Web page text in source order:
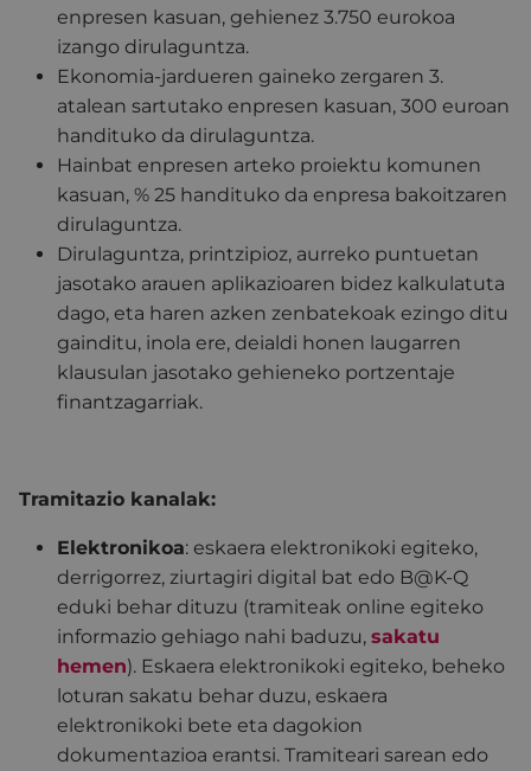
enpresen kasuan, gehienez 3.750 eurokoa
izango dirulaguntza.
Ekonomia-jardueren gaineko zergaren 3.
atalean sartutako enpresen kasuan, 300 euroan
handituko da dirulaguntza.
Hainbat enpresen arteko proiektu komunen
kasuan, % 25 handituko da enpresa bakoitzaren
dirulaguntza.
Dirulaguntza, printzipioz, aurreko puntuetan
jasotako arauen aplikazioaren bidez kalkulatuta
dago, eta haren azken zenbatekoak ezingo ditu
gainditu, inola ere, deialdi honen laugarren
klausulan jasotako gehieneko portzentaje
finantzagarriak.
Tramitazio kanalak:
Elektronikoa: eskaera elektronikoki egiteko,
derrigorrez, ziurtagiri digital bat edo B@K-Q
eduki behar dituzu (tramiteak online egiteko
informazio gehiago nahi baduzu, sakatu
hemen). Eskaera elektronikoki egiteko, beheko
loturan sakatu behar duzu, eskaera
elektronikoki bete eta dagokion
dokumentazioa erantsi. Tramiteari sarean edo